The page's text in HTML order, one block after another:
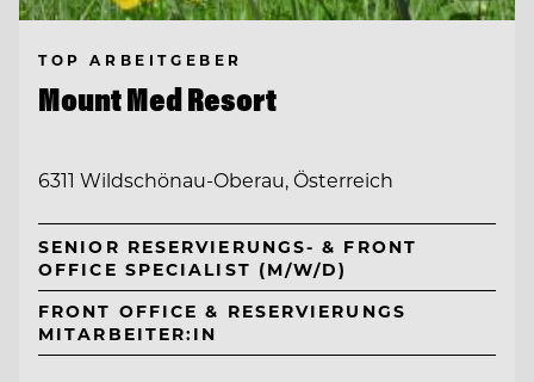
TOP ARBEITGEBER
Mount Med Resort
6311 Wildschönau-Oberau, Österreich
SENIOR RESERVIERUNGS- & FRONT
OFFICE SPECIALIST (M/W/D)
FRONT OFFICE & RESERVIERUNGS
MITARBEITER:IN